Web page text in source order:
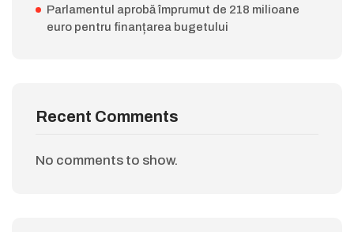
Parlamentul aprobă împrumut de 218 milioane
euro pentru finanțarea bugetului
Recent Comments
No comments to show.